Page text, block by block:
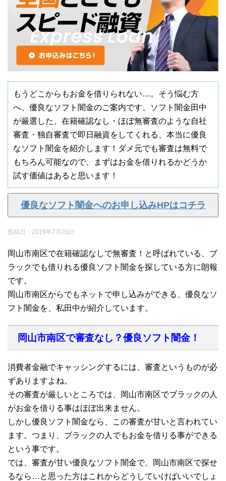
もうどこからもお金を借りられない…。そう悩む方
へ、優良なソフト闇金のご案内です。ソフト闇金田中
が厳選した、在籍確認なし・ほぼ無審査のような自社
審査・独自審査で即日融資をしてくれる、本当に優良
なソフト闇金を紹介します！ダメ元でも審査は無料で
もちろん可能なので、まずはお金を借りれるかどうか
試す価値はあると思います！
優良なソフト闇金へのお申し込みHPはコチラ
投稿日： 2019年7月26日
岡山市南区で在籍確認なしで無審査！と呼ばれている、ブ
ラックでも借りれる優良ソフト闇金を探している方に朗報
です。
岡山市南区からでもネットで申し込みができる、優良なソ
フト闇金を、私田中が紹介しています。
岡山市南区で審査なし？優良ソフト闇金！
消費者金融でキャッシングするには、審査というものが必
ずありますよね。
その審査が厳しいところでは、岡山市南区でブラックの人
がお金を借りる事はほぼ出来ません。
しかし優良ソフト闇金なら、この審査が甘いと言われてい
ます。つまり、ブラックの人でもお金を借りる事ができる
という事です。
では、審査が甘い優良なソフト闇金で、岡山市南区で探せ
るなら…と思った方はこれからどうしていけばいいでしょ